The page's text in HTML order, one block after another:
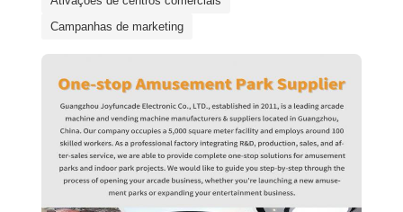
Campanhas de marketing